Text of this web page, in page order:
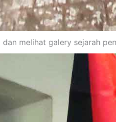
melihat galery sejarah